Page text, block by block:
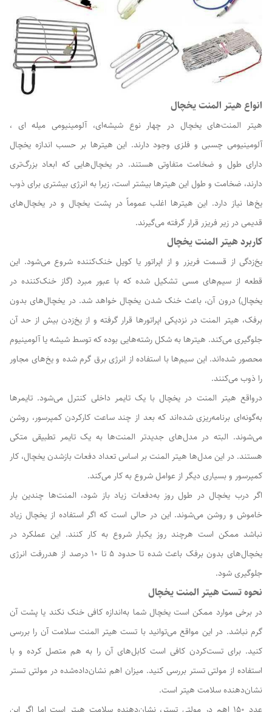
انواع هیتر المنت یخچال
هیتر المنت‌های یخچال در چهار نوع شیشه‌ای، آلومینیومی میله ای ،
آلومینیومی چسبی و فلزی وجود دارند. این هیترها بر حسب اندازه یخچال
دارای طول و ضخامت متفاوتی هستند. در یخچال‌هایی که ابعاد بزرگ‌تری
دارند، ضخامت و طول این هیترها بیشتر است، زیرا به انرژی بیشتری برای ذوب
یخ‌ها نیاز دارد. این هیترها اغلب عموماً در پشت یخچال و در یخچال‌های
قدیمی در زیر فریزر قرار گرفته می‌گیرند.
کاربرد هیتر المنت یخچال
یخ‌زدگی از قسمت فریزر و از اپراتور یا کویل خنک‌کننده شروع می‌شود. این
قطعه از سیم‌های مسی تشکیل شده که با عبور مبرد (گاز خنک‌کننده در
یخچال) درون آن، باعث خنک شدن یخچال خواهد شد. در یخچال‌های بدون
برفک، هیتر المنت در نزدیکی اپراتورها قرار گرفته و از یخ‌زدن بیش از حد آن
جلوگیری می‌کند. هیترها به شکل رشته‌هایی بوده که توسط شیشه یا آلومینیوم
محصور شده‌اند. این سیم‌ها با استفاده از انرژی برق گرم شده و یخ‌های مجاور
را ذوب می‌کنند.
درواقع هیتر المنت در یخچال با یک تایمر داخلی کنترل می‌شود. تایمرها
به‌گونه‌ای برنامه‌ریزی شده‌اند که بعد از چند ساعت کارکردن کمپرسور، روشن
می‌شوند. البته در مدل‌های جدیدتر المنت‌ها به یک تایمر تطبیقی متکی
هستند. در این مدل‌ها هیتر المنت بر اساس تعداد دفعات بازشدن یخچال، کار
کمپرسور و بسیاری دیگر از عوامل شروع به کار می‌کند.
اگر درب یخچال در طول روز به‌دفعات زیاد باز شود، المنت‌ها چندین بار
خاموش و روشن می‌شوند. این در حالی است که اگر استفاده از یخچال زیاد
نباشد ممکن است هرچند روز یکبار شروع به کار کنند. این عملکرد در
یخچال‌های بدون برفک باعث شده تا حدود ۵ تا ۱۰ درصد از هدررفت انرژی
جلوگیری شود.
نحوه تست هیتر المنت یخچال
در برخی موارد ممکن است یخچال شما به‌اندازه کافی خنک نکند یا پشت آن
گرم نباشد. در این مواقع می‌توانید با تست هیتر المنت سلامت آن را بررسی
کنید. برای تست‌کردن کافی است کابل‌های آن را به هم متصل کرده و با
استفاده از مولتی تستر بررسی کنید. میزان اهم نشان‌داده‌شده در مولتی تستر
نشان‌دهنده سلامت هیتر است.